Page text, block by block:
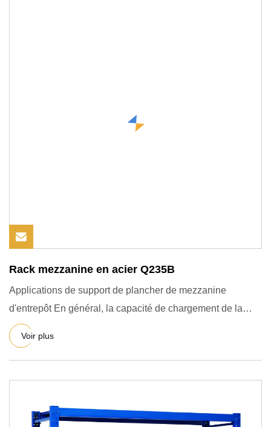
Rack mezzanine en acier Q235B
Applications de support de plancher de mezzanine
d'entrepôt En général, la capacité de chargement de la
mezzanine est d
Voir plus